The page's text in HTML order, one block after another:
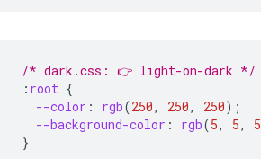
/* dark.css: 👉 light-on-dark */
: root {
--color : rgb(250, 250, 250);
--background-color : rgb(5, 5, 5
}